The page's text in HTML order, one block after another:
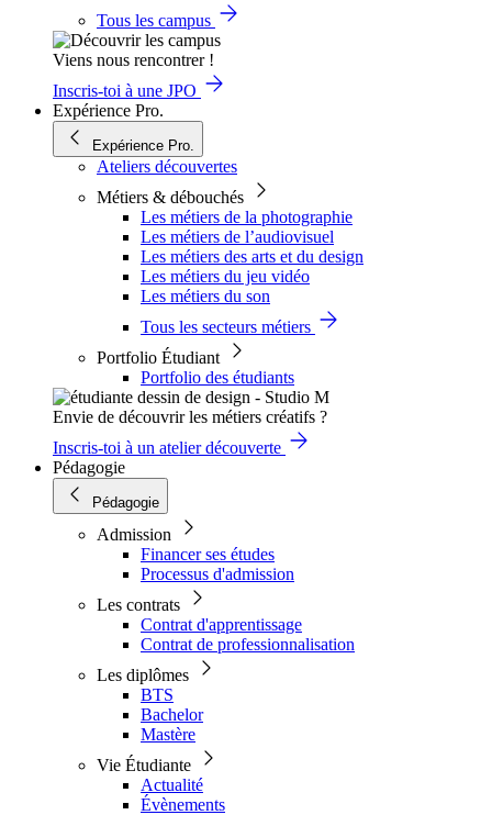
Tous les campus
Viens nous rencontrer !
Inscris-toi à une JPO
Expérience Pro.
Expérience Pro.
Ateliers découvertes
Métiers & débouchés
Les métiers de la photographie
Les métiers de l’audiovisuel
Les métiers des arts et du design
Les métiers du jeu vidéo
Les métiers du son
Tous les secteurs métiers
Portfolio Étudiant
Portfolio des étudiants
Envie de découvrir les métiers créatifs ?
Inscris-toi à un atelier découverte
Pédagogie
Pédagogie
Admission
Financer ses études
Processus d'admission
Les contrats
Contrat d'apprentissage
Contrat de professionnalisation
Les diplômes
BTS
Bachelor
Mastère
Vie Étudiante
Actualité
Évènements